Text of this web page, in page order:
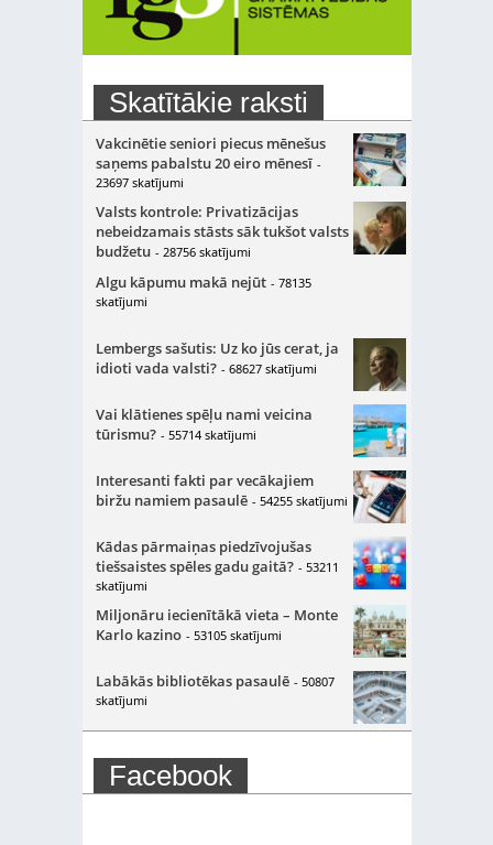
Skatītākie raksti
Vakcinētie seniori piecus mēnešus
saņems pabalstu 20 eiro mēnesī -
23697 skatījumi
Valsts kontrole: Privatizācijas
nebeidzamais stāsts sāk tukšot valsts
budžetu - 28756 skatījumi
Algu kāpumu makā nejūt - 78135
skatījumi
Lembergs sašutis: Uz ko jūs cerat, ja
idioti vada valsti? - 68627 skatījumi
Vai klātienes spēļu nami veicina
tūrismu? - 55714 skatījumi
Interesanti fakti par vecākajiem
biržu namiem pasaulē - 54255 skatījumi
Kādas pārmaiņas piedzīvojušas
tiešsaistes spēles gadu gaitā? - 53211
skatījumi
Miljonāru iecienītākā vieta – Monte
Karlo kazino - 53105 skatījumi
Labākās bibliotēkas pasaulē - 50807
skatījumi
Facebook